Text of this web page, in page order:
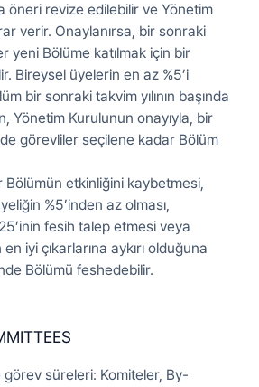
öneri revize edilebilir ve Yönetim
verir. Onaylanırsa, bir sonraki
yeni Bölüme katılmak için bir
Bireysel üyelerin en az %5’i
bir sonraki takvim yılının başında
Yönetim Kurulunun onayıyla, bir
görevliler seçilene kadar Bölüm
Bölümün etkinliğini kaybetmesi,
%5’inden az olması,
fesih talep etmesi veya
iyi çıkarlarına aykırı olduğuna
Bölümü feshedebilir.
görev süreleri: Komiteler, By-